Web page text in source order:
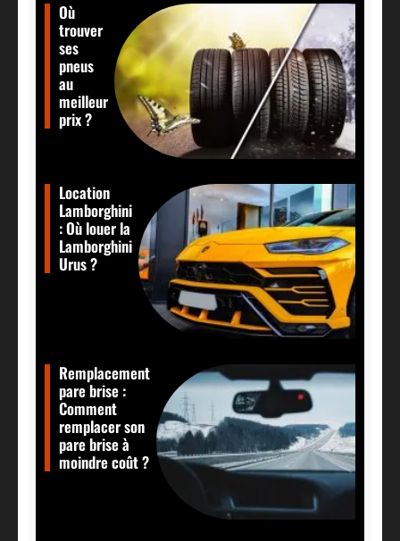
Où
trouver
ses
pneus
au
meilleur
prix ?
Location
Lamborghini
: Où louer la
Lamborghini
Urus ?
Remplacement
pare brise :
Comment
remplacer son
pare brise à
moindre coût ?